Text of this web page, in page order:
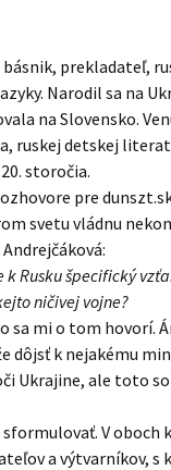
básnik, prekladateľ,
Narodil sa na
na Slovensko.
ruskej detskej
storočia.
pre
svetu vládnu
k Rusku špecifický
ničivej vojne?
sa mi o tom hovorí.
dôjsť k nejakému
Ukrajine, ale toto
V
a výtvarníkov,